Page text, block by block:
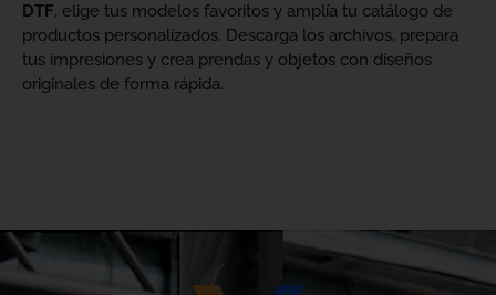
DTF, elige tus modelos favoritos y amplía tu catálogo de
productos personalizados. Descarga los archivos, prepara
tus impresiones y crea prendas y objetos con diseños
originales de forma rápida.